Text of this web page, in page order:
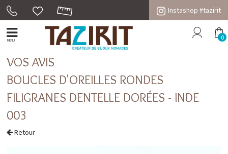
Instashop #tazirit
MENU 0
VOS AVIS
BOUCLES D'OREILLES RONDES
FILIGRANES DENTELLE DORÉES - INDE
003
Retour